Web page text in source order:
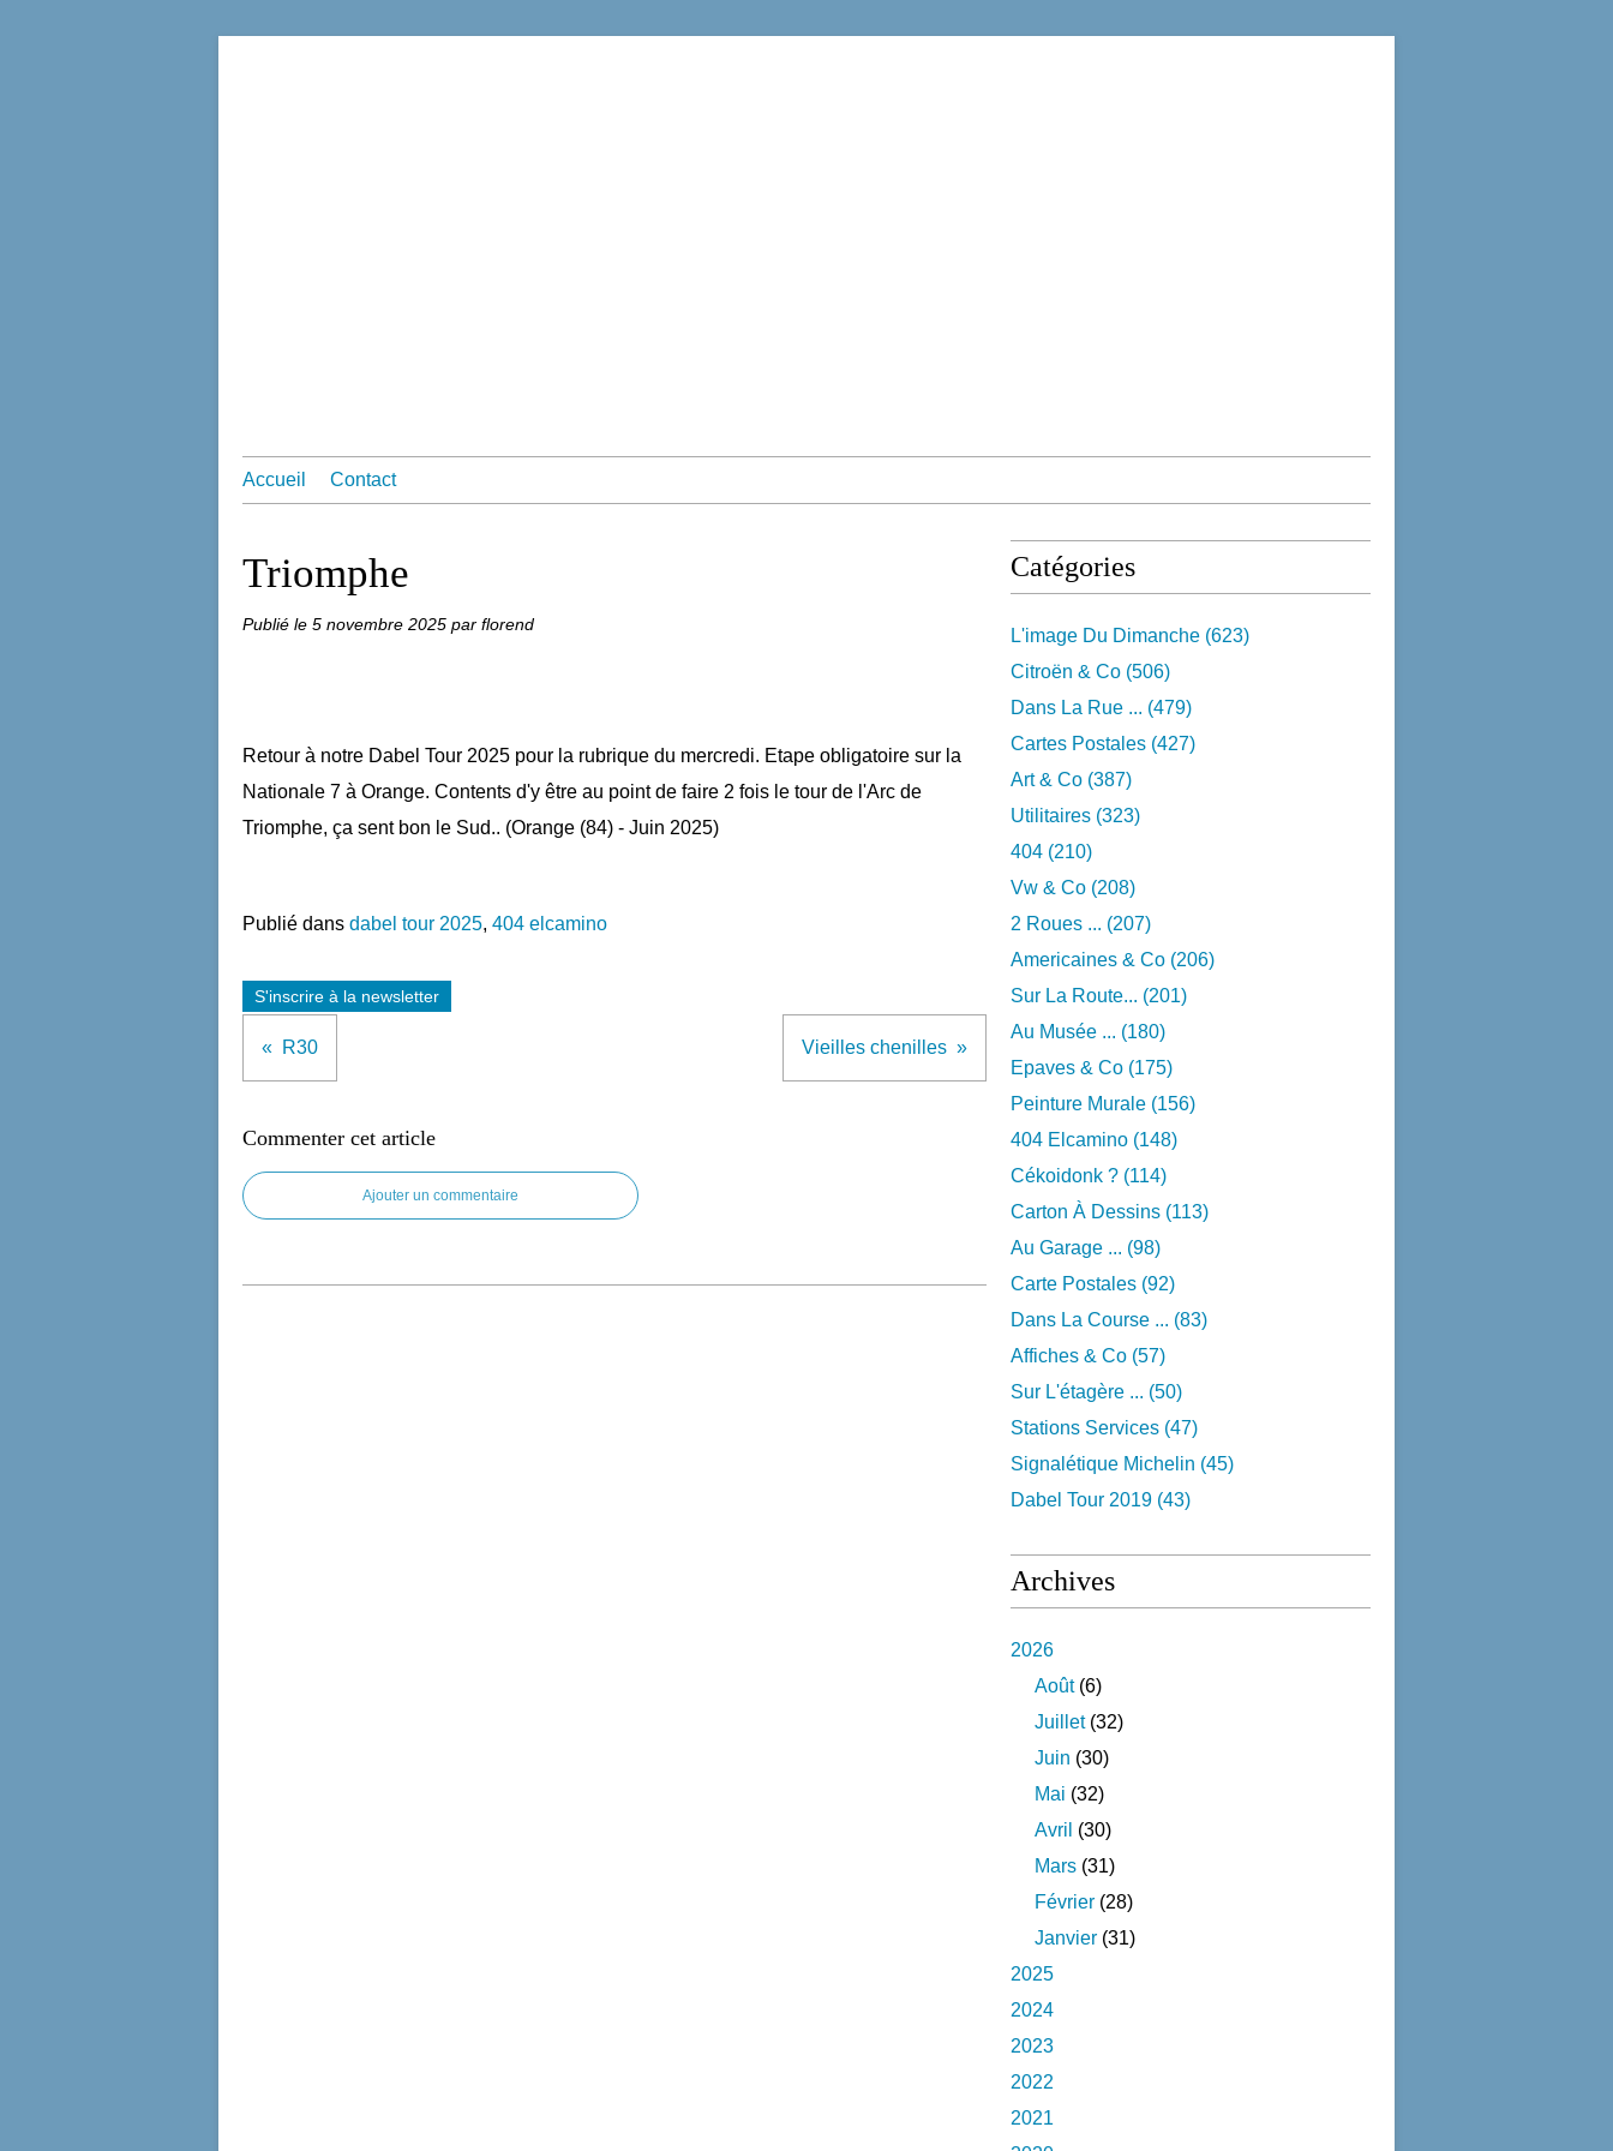
Accueil Contact
Triomphe
Publié le 5 novembre 2025 par florend
Retour à notre Dabel Tour 2025 pour la rubrique du mercredi. Etape obligatoire sur la
Nationale 7 à Orange. Contents d'y être au point de faire 2 fois le tour de l'Arc de
Triomphe, ça sent bon le Sud.. (Orange (84) - Juin 2025)
Publié dans dabel tour 2025, 404 elcamino
S'inscrire à la newsletter
R30 Vieilles chenilles
Commenter cet article
Ajouter un commentaire
Catégories
L'image Du Dimanche (623)
Citroën & Co (506)
Dans La Rue ... (479)
Cartes Postales (427)
Art & Co (387)
Utilitaires (323)
404 (210)
Vw & Co (208)
2 Roues ... (207)
Americaines & Co (206)
Sur La Route... (201)
Au Musée ... (180)
Epaves & Co (175)
Peinture Murale (156)
404 Elcamino (148)
Cékoidonk ? (114)
Carton À Dessins (113)
Au Garage ... (98)
Carte Postales (92)
Dans La Course ... (83)
Affiches & Co (57)
Sur L'étagère ... (50)
Stations Services (47)
Signalétique Michelin (45)
Dabel Tour 2019 (43)
Archives
2026
Août(6)
Juillet(32)
Juin (30)
Mai (32)
Avril (30)
Mars (31)
Février (28)
Janvier (31)
2025
2024
2023
2022
2021